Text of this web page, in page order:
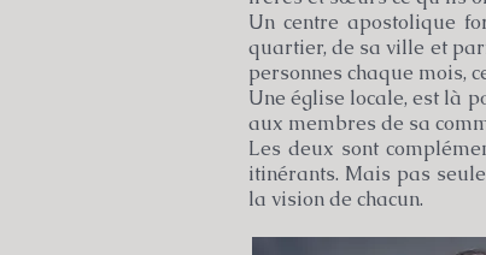
Un centre apostolique
quartier, de sa ville et
personnes chaque mois,
Une église locale, est là
aux membres de sa
Les deux sont
itinérants. Mais pas
la vision de chacun.